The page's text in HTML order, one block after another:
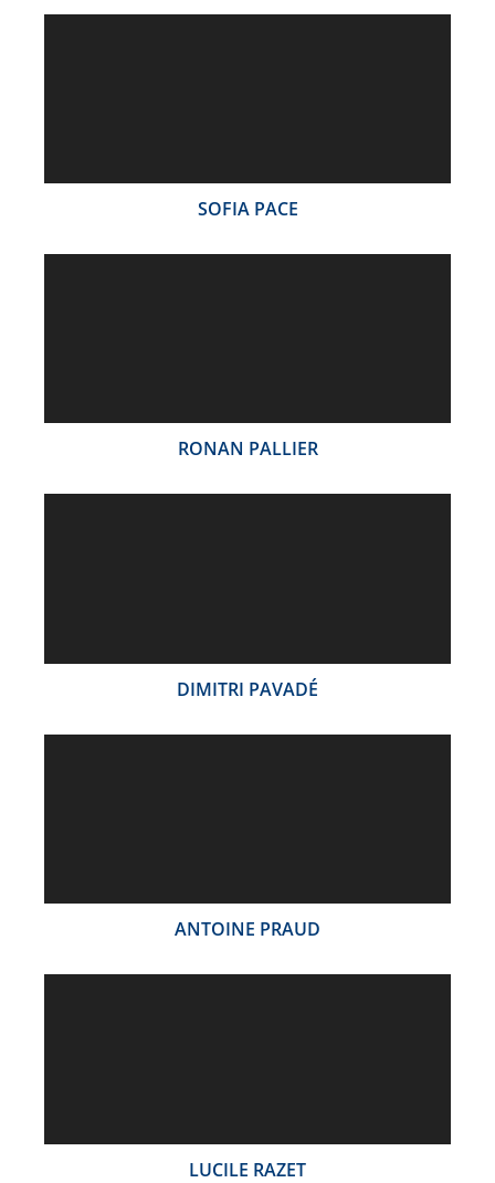
SOFIA PACE
RONAN PALLIER
DIMITRI PAVADÉ
ANTOINE PRAUD
LUCILE RAZET